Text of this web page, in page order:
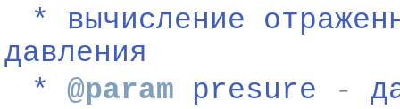
*
вычисление
давления
*
@param presure -